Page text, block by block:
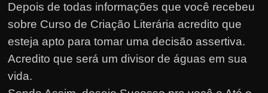
Depois de todas informações que você recebeu
sobre Curso de Criação Literária acredito que
esteja apto para tomar uma decisão assertiva.
Acredito que será um divisor de águas em sua
vida.